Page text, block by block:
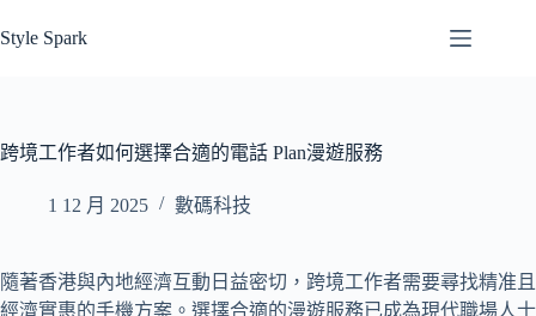
至
容
Style Spark
跨境工作者如何選擇合適的電話 Plan漫遊服務
1 12 月 2025 數碼科技
隨著香港與內地經濟互動日益密切，跨境工作者需要尋找精准且
經濟實惠的手機方案。選擇合適的漫遊服務已成為現代職場人士